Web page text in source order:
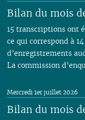
Bilan du mois
15 transcriptions ont
ce qui correspond à
d’enregistrements
La commission
Bilan du mois
Mercredi 1er juillet 2026